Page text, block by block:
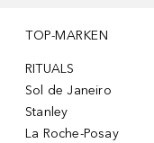
TOP-MARKEN
RITUALS
Sol de Janeiro
Stanley
La Roche-Posay